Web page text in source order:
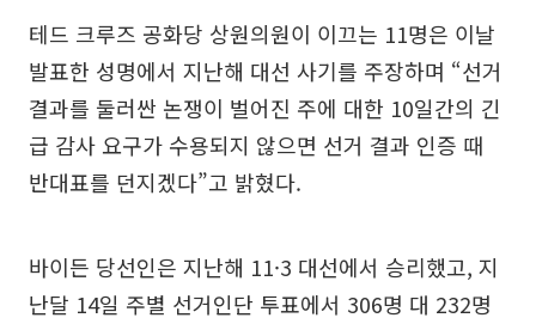
테드 크루즈 공화당 상원의원이 이끄는 11명은 이날
발표한 성명에서 지난해 대선 사기를 주장하며 “선거
결과를 둘러싼 논쟁이 벌어진 주에 대한 10일간의 긴
급 감사 요구가 수용되지 않으면 선거 결과 인증 때
반대표를 던지겠다”고 밝혔다.
바이든 당선인은 지난해 11·3 대선에서 승리했고, 지
난달 14일 주별 선거인단 투표에서 306명 대 232명